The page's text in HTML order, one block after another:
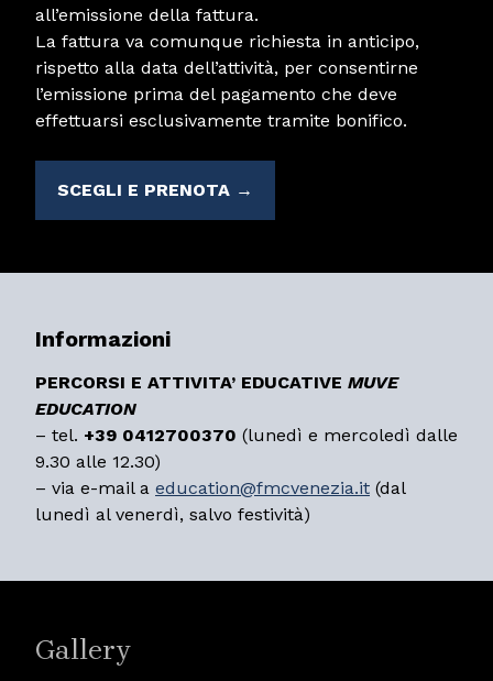
all’emissione della fattura.
La fattura va comunque richiesta in anticipo,
rispetto alla data dell’attività, per consentirne
l’emissione prima del pagamento che deve
effettuarsi esclusivamente tramite bonifico.
SCEGLI E PRENOTA →
Informazioni
PERCORSI E ATTIVITA’ EDUCATIVE MUVE
EDUCATION
– tel. +39 0412700370 (lunedì e mercoledì dalle
9.30 alle 12.30)
– via e-mail a education@fmcvenezia.it (dal
lunedì al venerdì, salvo festività)
Gallery